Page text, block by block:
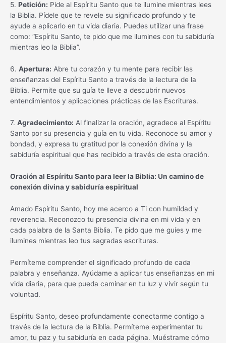
5. Petición: Pide al Espíritu Santo que te ilumine mientras lees
la Biblia. Pídele que te revele su significado profundo y te
ayude a aplicarlo en tu vida diaria. Puedes utilizar una frase
como: “Espíritu Santo, te pido que me ilumines con tu sabiduría
mientras leo la Biblia”.
6. Apertura: Abre tu corazón y tu mente para recibir las
enseñanzas del Espíritu Santo a través de la lectura de la
Biblia. Permite que su guía te lleve a descubrir nuevos
entendimientos y aplicaciones prácticas de las Escrituras.
7. Agradecimiento: Al finalizar la oración, agradece al Espíritu
Santo por su presencia y guía en tu vida. Reconoce su amor y
bondad, y expresa tu gratitud por la conexión divina y la
sabiduría espiritual que has recibido a través de esta oración.
Oración al Espíritu Santo para leer la Biblia: Un camino de
conexión divina y sabiduría espiritual
Amado Espíritu Santo, hoy me acerco a Ti con humildad y
reverencia. Reconozco tu presencia divina en mi vida y en
cada palabra de la Santa Biblia. Te pido que me guíes y me
ilumines mientras leo tus sagradas escrituras.
Permíteme comprender el significado profundo de cada
palabra y enseñanza. Ayúdame a aplicar tus enseñanzas en mi
vida diaria, para que pueda caminar en tu luz y vivir según tu
voluntad.
Espíritu Santo, deseo profundamente conectarme contigo a
través de la lectura de la Biblia. Permíteme experimentar tu
amor, tu paz y tu sabiduría en cada página. Muéstrame cómo